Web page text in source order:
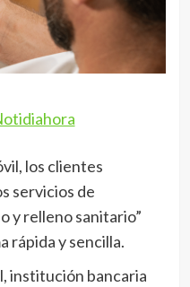
los clientes
servicios de
y relleno sanitario”
rápida y sencilla.
institución bancaria